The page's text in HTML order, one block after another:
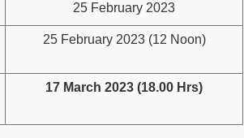
25 February 2023
25 February 2023 (12 Noon)
17 March 2023 (18.00 Hrs)